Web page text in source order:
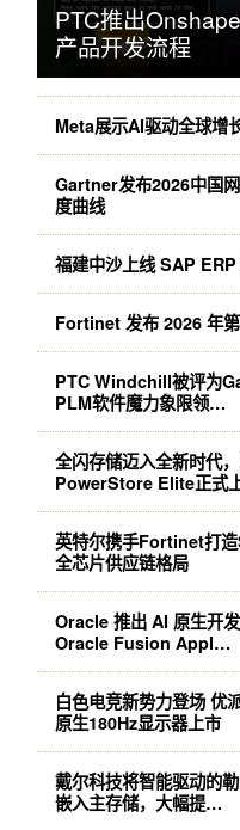
PTC推出
产品开发流程
Meta展示AI驱动全球增
Gartner发布2026中国
度曲线
福建中沙上线 SAP
Fortinet 发布 2026 年
PTC Windchill被评为
PLM软件魔力象限领…
全闪存储迈入全新时代
PowerStore Elite正式
英特尔携手Fortinet打
全芯片供应链格局
Oracle 推出 AI 原生开
Oracle Fusion Appl…
白色电竞新势力登场 优
原生180Hz显示器上市
戴尔科技将智能驱动的
嵌入主存储，大幅提…